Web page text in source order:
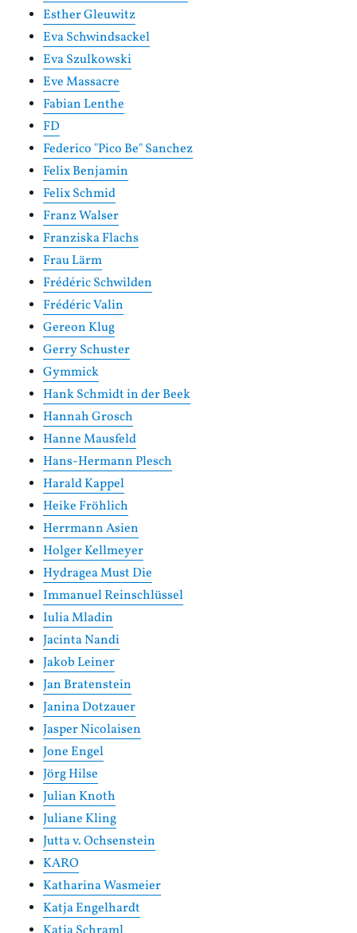
Esther Gleuwitz
Eva Schwindsackel
Eva Szulkowski
Eve Massacre
Fabian Lenthe
FD
Federico "Pico Be" Sanchez
Felix Benjamin
Felix Schmid
Franz Walser
Franziska Flachs
Frau Lärm
Frédéric Schwilden
Frédéric Valin
Gereon Klug
Gerry Schuster
Gymmick
Hank Schmidt in der Beek
Hannah Grosch
Hanne Mausfeld
Hans-Hermann Plesch
Harald Kappel
Heike Fröhlich
Herrmann Asien
Holger Kellmeyer
Hydragea Must Die
Immanuel Reinschlüssel
Iulia Mladin
Jacinta Nandi
Jakob Leiner
Jan Bratenstein
Janina Dotzauer
Jasper Nicolaisen
Jone Engel
Jörg Hilse
Julian Knoth
Juliane Kling
Jutta v. Ochsenstein
KARO
Katharina Wasmeier
Katja Engelhardt